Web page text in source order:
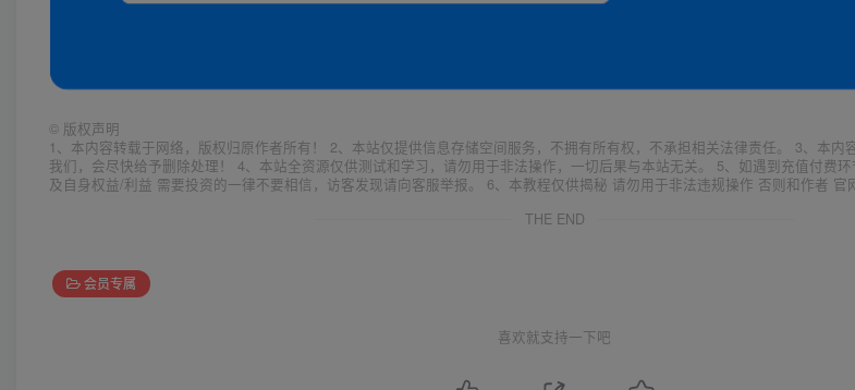
© 版权声明
1、本内容转载于网络，版权归原作者所有！ 2、本站仅提供信息存储空间服务，不拥有所有权，不承担相关法律责任。 3、本内
我们，会尽快给予删除处理！ 4、本站全资源仅供测试和学习，请勿用于非法操作，一切后果与本站无关。 5、如遇到充值付费
及自身权益/利益 需要投资的一律不要相信，访客发现请向客服举报。 6、本教程仅供揭秘 请勿用于非法违规操作 否则和作者 官
THE END
会员专属
喜欢就支持一下吧